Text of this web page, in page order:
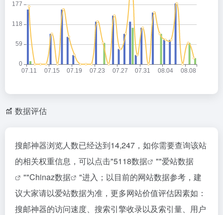
数据评估
搜邮神器浏览人数已经达到14,247，如你需要查询该站
的相关权重信息，可以点击"5118数据 ""爱站数据
""Chinaz数据
"进入；以目前的网站数据参考，建
议大家请以爱站数据为准，更多网站价值评估因素如：
搜邮神器的访问速度、搜索引擎收录以及索引量、用户